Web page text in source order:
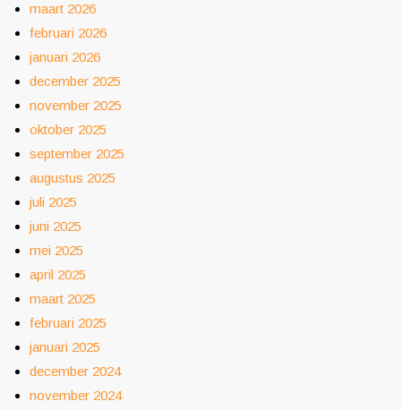
maart 2026
februari 2026
januari 2026
december 2025
november 2025
oktober 2025
september 2025
augustus 2025
juli 2025
juni 2025
mei 2025
april 2025
maart 2025
februari 2025
januari 2025
december 2024
november 2024